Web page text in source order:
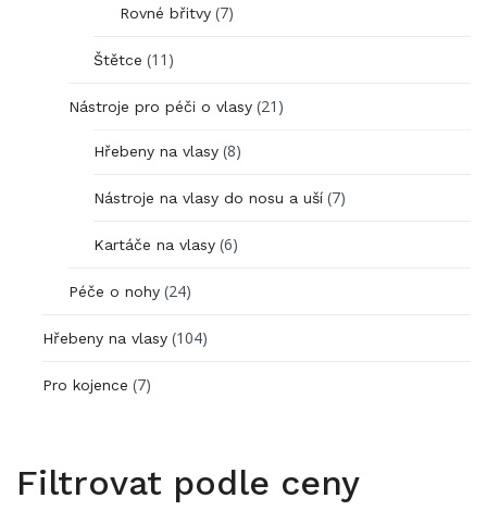
Rovné břitvy (7)
Štětce (11)
Nástroje pro péči o vlasy (21)
Hřebeny na vlasy (8)
Nástroje na vlasy do nosu a uší (7)
Kartáče na vlasy (6)
Péče o nohy (24)
Hřebeny na vlasy (104)
Pro kojence (7)
Filtrovat podle ceny